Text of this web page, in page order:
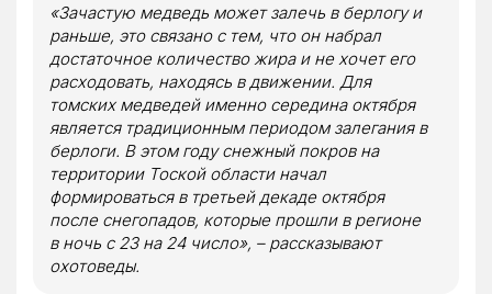
«Зачастую медведь может залечь в берлогу и
раньше, это связано с тем, что он набрал
достаточное количество жира и не хочет его
расходовать, находясь в движении. Для
томских медведей именно середина октября
является традиционным периодом залегания в
берлоги. В этом году снежный покров на
территории Тоской области начал
формироваться в третьей декаде октября
после снегопадов, которые прошли в регионе
в ночь с 23 на 24 число», – рассказывают
охотоведы.